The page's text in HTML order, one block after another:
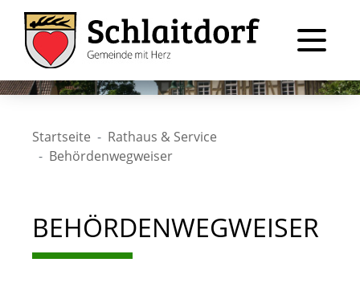
Startseite
Rathaus & Service
Behördenwegweiser
BEHÖRDENWEGWEISER